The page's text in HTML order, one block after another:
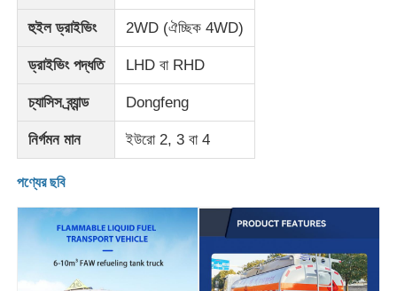
বিশেষ যানবাহনের যন্ত্রাংশ
স্যানিটেশন ইলেকট্রিক ট্রাইসাইকেল
কার্গো ট্রাক
হুইল ড্রাইভিং 2WD (ঐচ্ছিক 4WD)
ড্রাইভিং পদ্ধতি LHD বা RHD
চ্যাসিস ব্র্যান্ড Dongfeng
নির্গমন মান ইউরো 2, 3 বা 4
পণ্যের ছবি